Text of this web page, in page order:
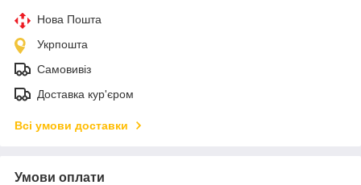
Нова Пошта
Укрпошта
Самовивіз
Доставка кур'єром
Всі умови доставки
Умови оплати